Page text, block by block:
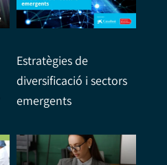
Estratègies de
diversificació i sectors
emergents